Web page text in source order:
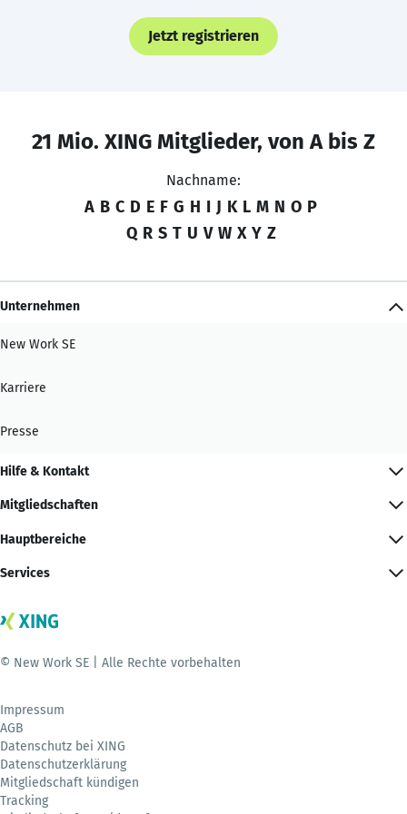
Jetzt registrieren
21 Mio. XING Mitglieder, von A bis Z
Nachname:
A B C D E F G H I J K L M N O P
Q R S T U V W X Y Z
Unternehmen
New Work SE
Karriere
Presse
Hilfe & Kontakt
Mitgliedschaften
Hauptbereiche
Services
© New Work SE | Alle Rechte vorbehalten
Impressum
AGB
Datenschutz bei XING
Datenschutzerklärung
Mitgliedschaft kündigen
Tracking